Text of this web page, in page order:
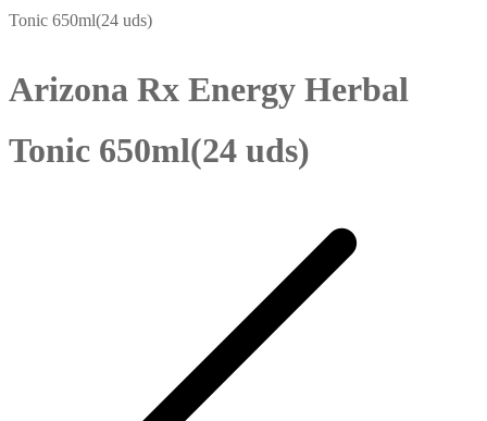
Tonic 650ml(24 uds)
Arizona Rx Energy Herbal
Tonic 650ml(24 uds)